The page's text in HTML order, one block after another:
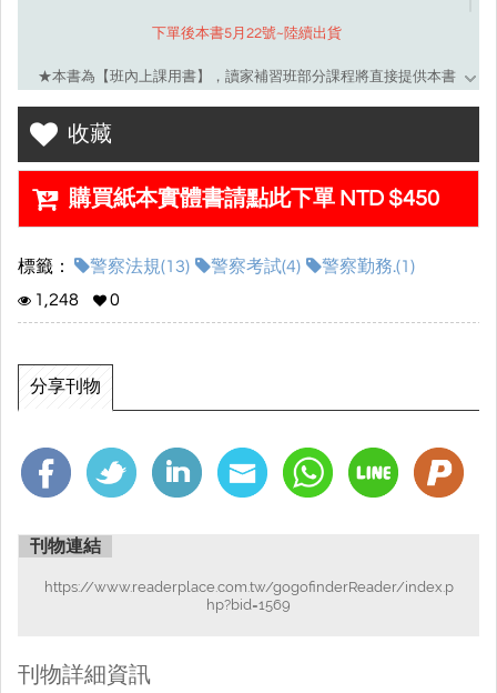
下單後本書5月22號~陸續出貨
★本書為【班內上課用書】，讀家補習班部分課程將直接提供本書
本書內容皆由編者，中央警察大學警察法學博士──程議 精心撰寫
根據當前實務與考試趨勢，收錄必讀理論及相關學說、見解，讓讀
者可掌握必要且正確的知識。
作者介紹：
中央警察大學警察法學博士
警察三等特考榜首
政治大學法律學系、政治學系雙學士
大學法律系警察法學助理教授
教育部部頒助理教授證書
貨，另若該品項已售完，本公司於確認後得採退費辦理。
收藏
購買紙本實體書請點此下單 NTD $450
標籤： 警察法規(13) 警察考試(4)
警察勤務.(1)
1,248
0
分享刊物
刊物連結
https://www.readerplace.com.tw/gogofinderReader/index.p
hp?bid=1569
刊物詳細資訊